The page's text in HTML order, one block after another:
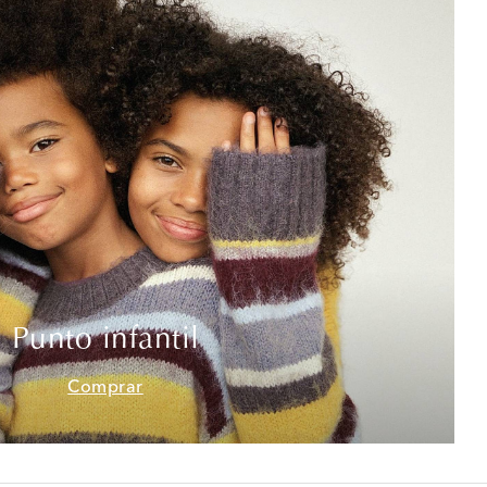
Punto infantil
Comprar